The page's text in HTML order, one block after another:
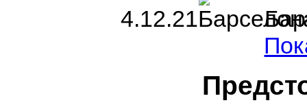
4.12.21